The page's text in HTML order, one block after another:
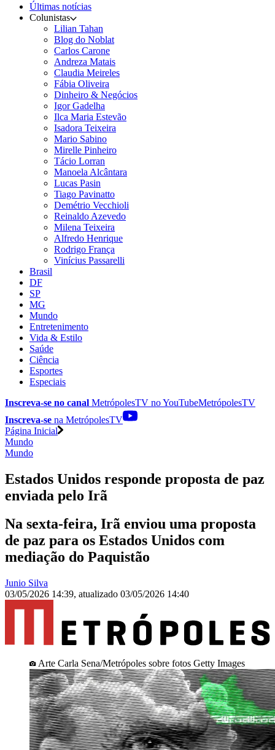
Últimas notícias
Colunistas
Lilian Tahan
Blog do Noblat
Carlos Carone
Andreza Matais
Claudia Meireles
Fábia Oliveira
Dinheiro & Negócios
Igor Gadelha
Ilca Maria Estevão
Isadora Teixeira
Mario Sabino
Mirelle Pinheiro
Tácio Lorran
Manoela Alcântara
Lucas Pasin
Tiago Pavinatto
Demétrio Vecchioli
Reinaldo Azevedo
Milena Teixeira
Alfredo Henrique
Rodrigo França
Vinícius Passarelli
Brasil
DF
SP
MG
Mundo
Entretenimento
Vida & Estilo
Saúde
Ciência
Esportes
Especiais
Inscreva-se no canal MetrópolesTV noYouTubeMetrópolesTV
Inscreva-se na MetrópolesTV
Página Inicial
Mundo
Mundo
Estados Unidos responde proposta de paz
enviada pelo Irã
Na sexta-feira, Irã enviou uma proposta
de paz para os Estados Unidos com
mediação do Paquistão
Junio Silva
03/05/2026 14:39, atualizado 03/05/2026 14:40
Arte Carla Sena/Metrópoles sobre fotos Getty Images